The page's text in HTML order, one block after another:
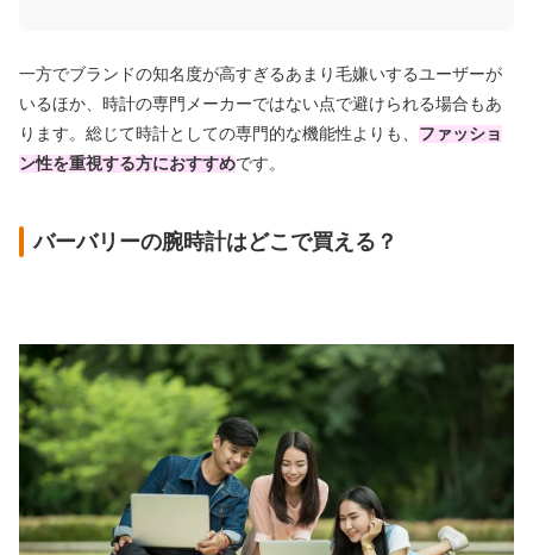
一方でブランドの知名度が高すぎるあまり毛嫌いするユーザーが
いるほか、
時計の専門メーカーではない点で避けられる場合もあ
ります。総じて時計としての専門的な機能性よりも、 ファッショ
ン性を重視する方におすすめです。
バーバリーの腕時計はどこで買える？